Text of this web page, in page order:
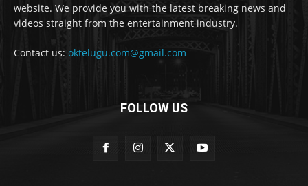
website. We provide you with the latest breaking news and
videos straight from the entertainment industry.
Contact us: oktelugu.com@gmail.com
FOLLOW US